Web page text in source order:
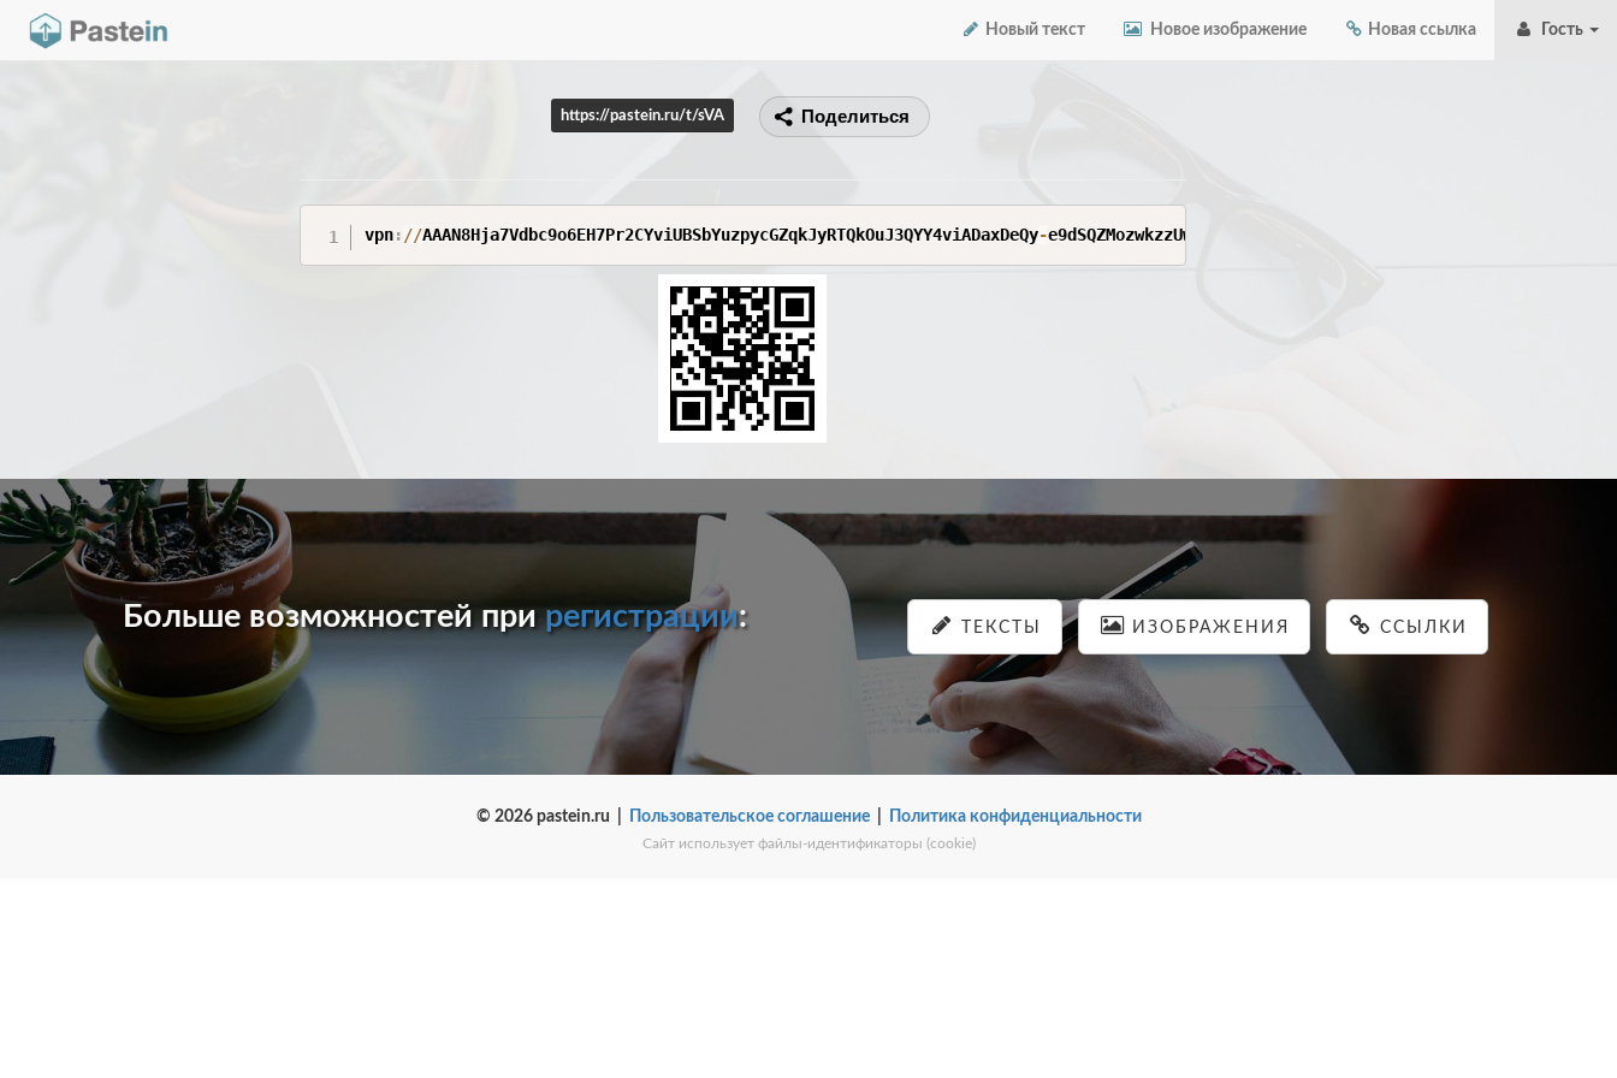
Новый текст Новое изображение Новая ссылка Гость
https://pastein.ru/t/sVA Поделиться
vpn: //AAAN8Hja7Vdbc9o6EH7Pr2CYviUBSbYuzpycGZqkJyRTQkOuJ3QYY4viADaxDeQy-e9dSQZMozwkzzUwXn37aXcl7y7yy1YFrmqQxLkfxTLNqnuVO42p62UlaZa_
Больше возможностей прирегистрации: ТЕКСТЫ ИЗОБРАЖЕНИЯ ССЫЛКИ
© 2026 pastein.ru | Пользовательское соглашение| Политика конфиденциальности
Сайт использует файлы-идентификаторы (cookie)